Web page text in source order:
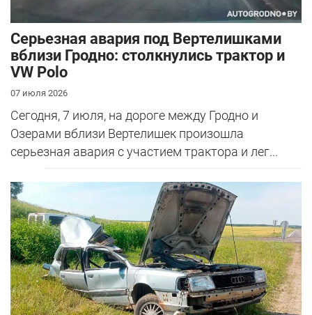
Серьезная авария под Вертелишками
вблизи Гродно: столкнулись трактор и
VW Polo
07 июля 2026
Сегодня, 7 июля, на дороге между Гродно и
Озерами вблизи Вертелишек произошла
серьезная авария с участием трактора и лег...